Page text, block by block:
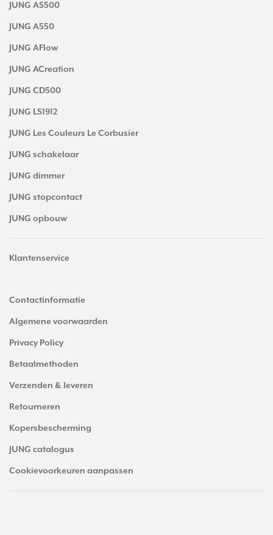
JUNG AS500
JUNG A550
JUNG AFlow
JUNG ACreation
JUNG CD500
JUNG LS1912
JUNG Les Couleurs Le Corbusier
JUNG schakelaar
JUNG dimmer
JUNG stopcontact
JUNG opbouw
Klantenservice
Contactinformatie
Algemene voorwaarden
Privacy Policy
Betaalmethoden
Verzenden & leveren
Retourneren
Kopersbescherming
JUNG catalogus
Cookievoorkeuren aanpassen